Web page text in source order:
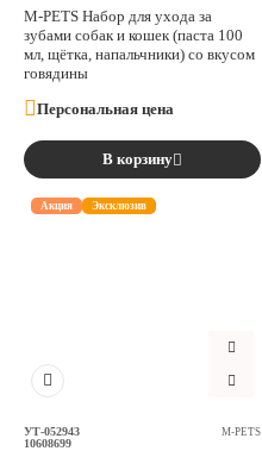
M-PETS Набор для ухода за
зубами собак и кошек (паста 100
мл, щётка, напальчники) со вкусом
говядины
Персональная цена
В корзину
Акция Эксклюзив
УТ-052943
10608699
M-PETS